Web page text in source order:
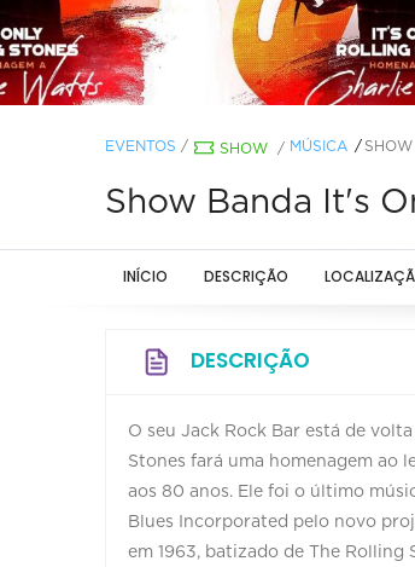
EVENTOS / SHOW / MÚSICA
Show Banda It's
INÍCIO DESCRIÇÃO
DESCRIÇÃO
O seu Jack Rock Bar está de
Stones fará uma homenagem ao
aos 80 anos. Ele foi o último
Blues Incorporated pelo novo
em 1963, batizado de The Rolling